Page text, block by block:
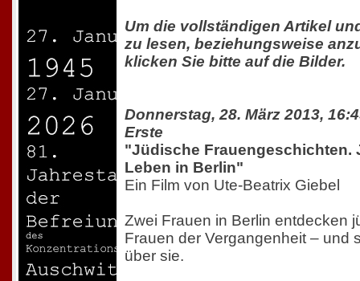
Um die vollständigen Artikel
zu lesen, beziehungsweise
klicken Sie bitte auf die Bilder.
Donnerstag, 28. März 2013,
Erste
"Jüdische Frauengeschichten.
Leben in Berlin"
Ein Film von Ute-Beatrix Giebel
Zwei Frauen in Berlin entdecken
Frauen der Vergangenheit – und
über sie.